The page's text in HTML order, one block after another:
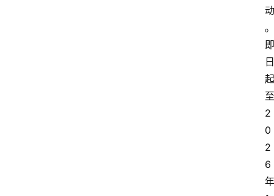
动
。
即
日
起
至
2
0
2
6
年